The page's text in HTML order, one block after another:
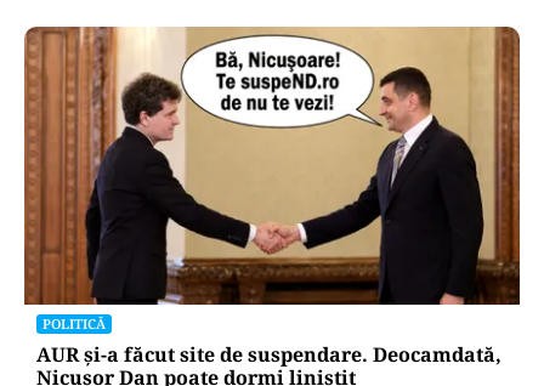
POLITICĂ
AUR și-a făcut site de suspendare. Deocamdată,
Nicușor Dan poate dormi liniștit